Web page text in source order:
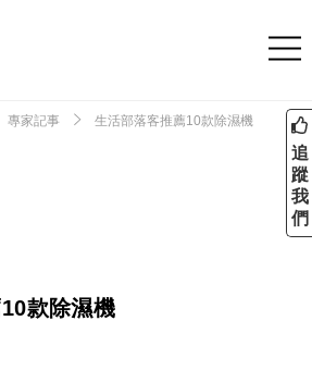
專家記事 生活部落客推薦10款除濕機
款除濕機
追
蹤
我
們